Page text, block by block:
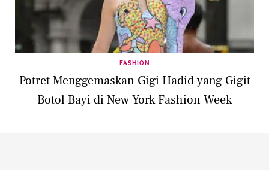
FASHION
Potret Menggemaskan Gigi Hadid yang Gigit
Botol Bayi di New York Fashion Week